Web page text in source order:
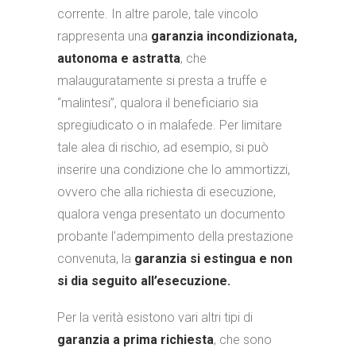
corrente. In altre parole, tale vincolo
rappresenta una garanzia incondizionata,
autonoma e astratta, che
malauguratamente si presta a truffe e
“malintesi”, qualora il beneficiario sia
spregiudicato o in malafede. Per limitare
tale alea di rischio, ad esempio, si può
inserire una condizione che lo ammortizzi,
ovvero che alla richiesta di esecuzione,
qualora venga presentato un documento
probante l’adempimento della prestazione
convenuta, la garanzia si estingua e non
si dia seguito all’esecuzione.
Per la verità esistono vari altri tipi di
garanzia a prima richiesta, che sono